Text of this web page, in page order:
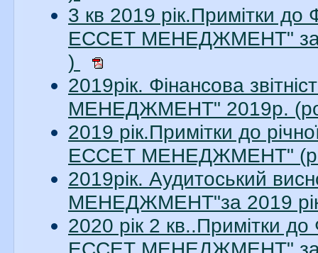
3 кв 2019 рік.Примітки до
ЕССЕТ МЕНЕДЖМЕНТ" за
)
2019рік. Фінансова
МЕНЕДЖМЕНТ" 2019р.
2019 рік.Примітки до
ЕССЕТ МЕНЕДЖМЕНТ"
2019рік. Аудитоський
МЕНЕДЖМЕНТ"за 2019
2020 рік 2 кв..Примітки